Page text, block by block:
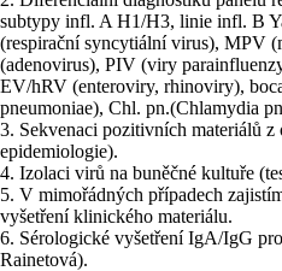
subtypy infl. A H1/H3, linie infl. B
(respirační syncytiální virus), MPV
(adenovirus), PIV (viry
EV/hRV (enteroviry, rhinoviry),
pneumoniae), Chl. pn.(Chlamydia
3. Sekvenaci pozitivních materiálů
epidemiologie).
4. Izolaci virů na buněčné kultuře
5. V mimořádných případech
vyšetření klinického materiálu.
6. Sérologické vyšetření IgA/IgG
Rainetová).